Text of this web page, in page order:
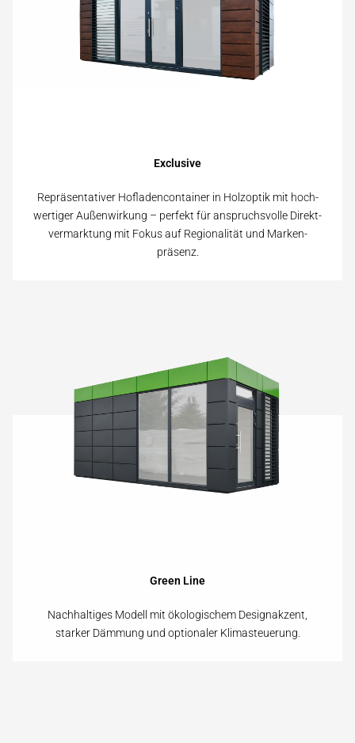
Exclusive
Repräsentativer Hofladencontainer in Holz­optik mit hoch­
wertiger Außen­wirkung – perfekt für anspruchs­volle Direkt­
vermarktung mit Fokus auf Regionalität und Marken­
präsenz.
Green Line
Nachhaltiges Modell mit ökologischem Design­akzent,
starker Dämmung und optionaler Klima­steuerung.